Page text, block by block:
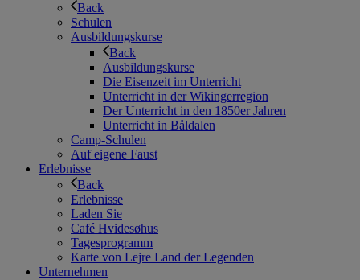
Back
Schulen
Ausbildungskurse
Back
Ausbildungskurse
Die Eisenzeit im Unterricht
Unterricht in der Wikingerregion
Der Unterricht in den 1850er Jahren
Unterricht in Båldalen
Camp-Schulen
Auf eigene Faust
Erlebnisse
Back
Erlebnisse
Laden Sie
Café Hvidesøhus
Tagesprogramm
Karte von Lejre Land der Legenden
Unternehmen